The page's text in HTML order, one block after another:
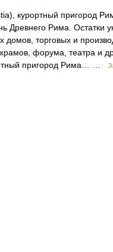
курортный пригород
Древнего Рима. Остатки
домов, торговых и
форума, театра и
пригород Рима… …